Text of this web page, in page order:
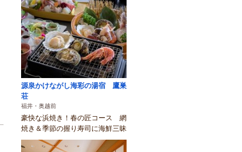
源泉かけながし海彩の湯宿 鷹巣
荘
福井・奥越前
豪快な浜焼き！春の匠コース 網
焼き＆季節の握り寿司に海鮮三昧